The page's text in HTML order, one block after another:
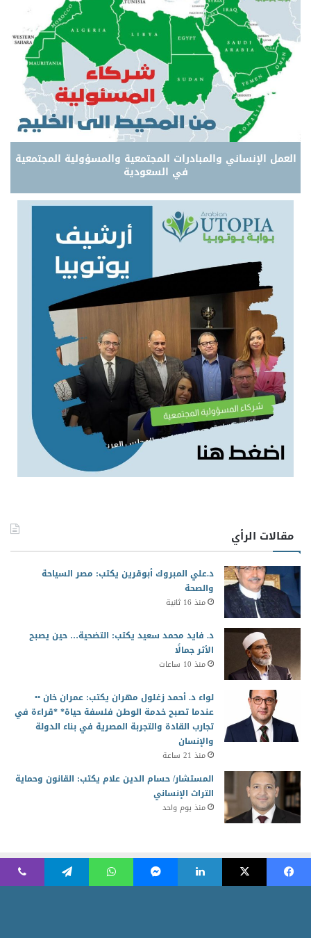
العمل الإنساني والمبادرات المجتمعية والمسؤولية المجتمعية
في السعودية
مقالات الرأي
د.علي المبروك أبوقرين يكتب: مصر السياحة
والصحة
منذ 16 ثانية
د. فايد محمد سعيد يكتب: التضحية… حين يصبح
الأثر جمالًا
منذ 10 ساعات
لواء د. أحمد زغلول مهران يكتب: عمران خان ••
عندما تصبح خدمة الوطن فلسفة حياة* *قراءة في
تجارب القادة والتجربة المصرية في بناء الدولة
والإنسان
منذ 21 ساعة
المستشار/ حسام الدين علام يكتب: القانون وحماية
التراث الإنساني
منذ يوم واحد
2026 جميع الحقوق محفوظة للمجلس العربي للمسئولية المجتمعية